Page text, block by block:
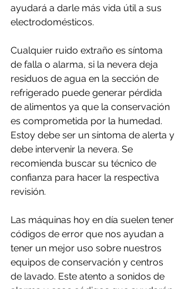
ayudará a darle más vida útil a sus
electrodomésticos.
Cualquier ruido extraño es síntoma
de falla o alarma, si la nevera deja
residuos de agua en la sección de
refrigerado puede generar pérdida
de alimentos ya que la conservación
es comprometida por la humedad.
Estoy debe ser un síntoma de alerta y
debe intervenir la nevera. Se
recomienda buscar su técnico de
confianza para hacer la respectiva
revisión.
Las máquinas hoy en día suelen tener
códigos de error que nos ayudan a
tener un mejor uso sobre nuestros
equipos de conservación y centros
de lavado. Este atento a sonidos de